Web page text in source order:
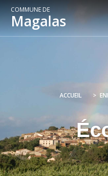
COMMUNE DE
Magalas
ACCUEIL >